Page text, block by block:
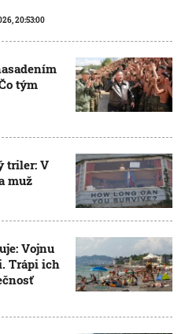
20:53:00
tým
triler: V
muž
Vojnu
Trápi ich